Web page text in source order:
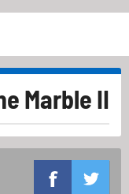
Marble II